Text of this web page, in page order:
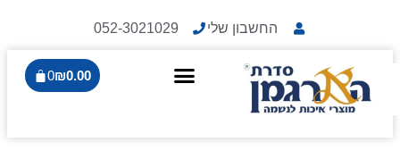
החשבון שלי 052-3021029
₪0.00
0